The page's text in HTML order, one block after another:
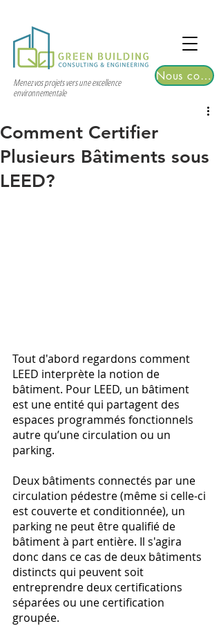
2026 | Registrations are now open!
Menez vos projets vers une excellence
environnementale
Nous contacter
Comment Certifier
Plusieurs Bâtiments sous
LEED?
Tout d'abord regardons comment
LEED interprète la notion de
bâtiment. Pour LEED, un bâtiment
est une entité qui partagent des
espaces programmés fonctionnels
autre qu’une circulation ou un
parking.
Deux bâtiments connectés par une
circulation pédestre (même si celle-ci
est couverte et conditionnée), un
parking ne peut être qualifié de
bâtiment à part entière. Il s'agira
donc dans ce cas de deux bâtiments
distincts qui peuvent soit
entreprendre deux certifications
séparées ou une certification
groupée.